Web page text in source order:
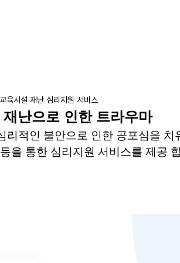
교육시설 재난 심리지원 서비스
난으로 인한 트라우마
리적인 불안으로 인한 공포심을 치
을 통한 심리지원 서비스를 제공